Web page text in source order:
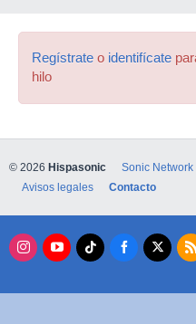
Regístrate o identifícate
hilo
© 2026 Hispasonic Sonic Network
Avisos legales
Contacto